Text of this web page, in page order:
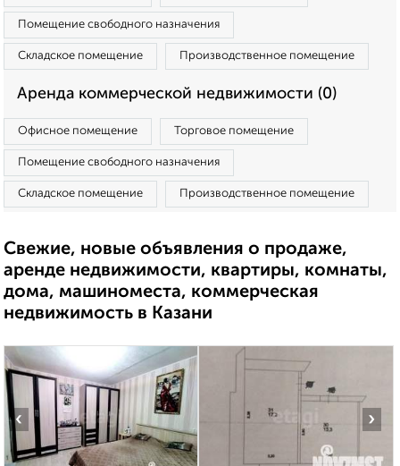
Помещение свободного назначения
Складское помещение Производственное помещение
Аренда коммерческой недвижимости (0)
Офисное помещение Торговое помещение
Помещение свободного назначения
Складское помещение Производственное помещение
Свежие, новые объявления о продаже,
аренде недвижимости, квартиры, комнаты,
дома, машиноместа, коммерческая
недвижимость в Казани
‹ ›